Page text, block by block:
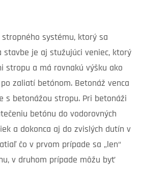
systému, ktorý sa
stavbe je aj stužujúci veniec, ktorý
stropu a má rovnakú výšku ako
zaliatí betónom. Betonáž venca
s betonážou stropu. Pri betonáži
betónu do vodorovných
a dokonca aj do zvislých dutín v
čo v prvom prípade sa „len“
v druhom prípade môžu byť